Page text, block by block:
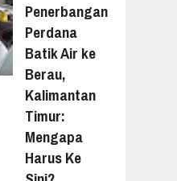
Penerbangan
Perdana
Batik Air ke
Berau,
Kalimantan
Timur:
Mengapa
Harus Ke